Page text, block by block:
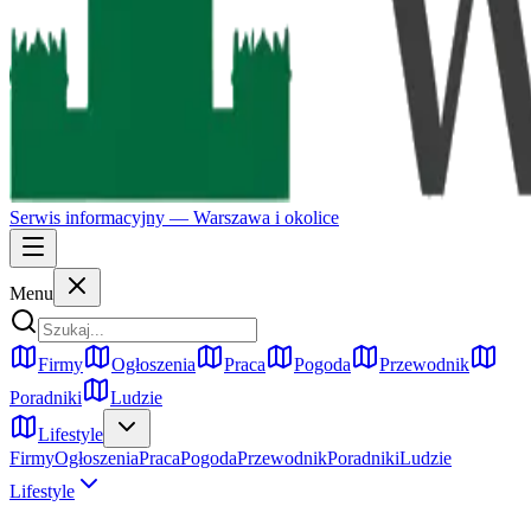
Serwis informacyjny — Warszawa i okolice
Menu
Firmy Ogłoszenia Praca Pogoda
Przewodnik
Poradniki
Ludzie
Lifestyle
FirmyOgłoszeniaPracaPogodaPrzewodnikPoradnikiLudzie
Lifestyle